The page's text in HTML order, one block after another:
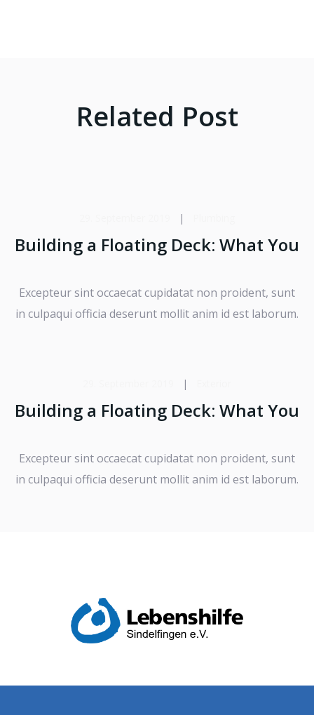
Related Post
|
Building a Floating Deck: What You
Excepteur sint occaecat cupidatat non proident, sunt
in culpaqui officia deserunt mollit anim id est laborum.
|
Building a Floating Deck: What You
Excepteur sint occaecat cupidatat non proident, sunt
in culpaqui officia deserunt mollit anim id est laborum.